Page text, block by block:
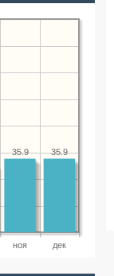
ноя дек
35.9
35.9